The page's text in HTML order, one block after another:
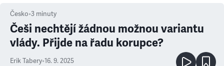
Česko•3 minuty
Češi nechtějí žádnou možnou variantu
vlády. Přijde na řadu korupce?
Erik Tabery•16. 9. 2025